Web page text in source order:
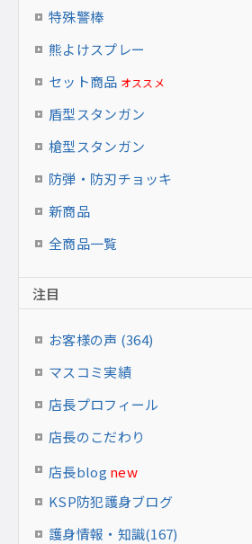
特殊警棒
熊よけスプレー
セット商品 オススメ
盾型スタンガン
槍型スタンガン
防弾・防刃チョッキ
新商品
全商品一覧
注目
お客様の声 (364)
マスコミ実績
店長プロフィール
店長のこだわり
店長blog new
KSP防犯護身ブログ
護身情報・知識(167)